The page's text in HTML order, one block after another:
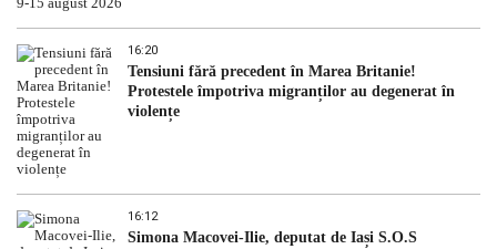
16:20
Tensiuni fără precedent în Marea Britanie!
Protestele împotriva migranților au degenerat în
violențe
16:12
Simona Macovei-Ilie, deputat de Iași S.O.S